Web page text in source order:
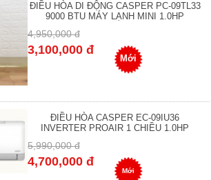
ĐIỀU HÒA DI ĐỘNG CASPER PC-09TL33
9000 BTU MÁY LẠNH MINI 1.0HP
4,950,000 đ
3,100,000 đ
Mới
ĐIỀU HÒA CASPER EC-09IU36
INVERTER PROAIR 1 CHIỀU 1.0HP
5,990,000 đ
4,700,000 đ
Mới